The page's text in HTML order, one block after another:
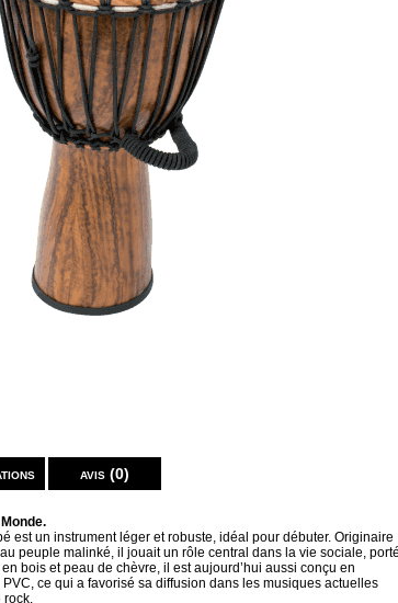
est un instrument léger et robuste, idéal pour débuter. Originaire
au peuple malinké, il jouait un rôle central dans la vie sociale,
bois et peau de chèvre, il est aujourd’hui aussi conçu en
ce qui a favorisé sa diffusion dans les musiques actuelles
rock.
avis (0)